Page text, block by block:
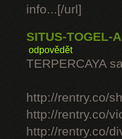
info...[/url]
SITUS-TOGEL-
odpovědět
TERPERCAYA
http://rentry.co/
http://rentry.co/
http://rentry.co/